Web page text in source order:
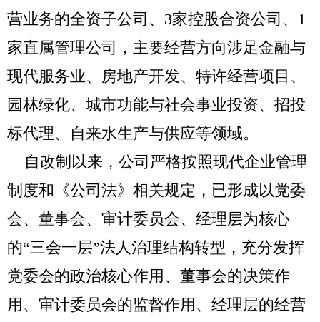
营业务的全资子公司、3家控股合资公司、1
家直属管理公司，主要经营方向涉足金融与
现代服务业、房地产开发、特许经营项目、
园林绿化、城市功能与社会事业投资、招投
标代理、自来水生产与供应等领域。
自改制以来，公司严格按照现代企业管理
制度和《公司法》相关规定，已形成以党委
会、董事会、审计委员会、经理层为核心
的“三会一层”法人治理结构转型，充分发挥
党委会的政治核心作用、董事会的决策作
用、审计委员会的监督作用、经理层的经营